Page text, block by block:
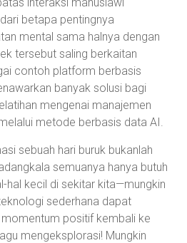
betapa pentingnya
mental sama halnya dengan
tersebut saling berkaitan
contoh platform berbasis
banyak solusi bagi
mengenai manajemen
metode berbasis data AI.
sebuah hari buruk bukanlah
semuanya hanya butuh
hal kecil di sekitar kita—mungkin
sederhana dapat
positif kembali ke
mengeksplorasi! Mungkin